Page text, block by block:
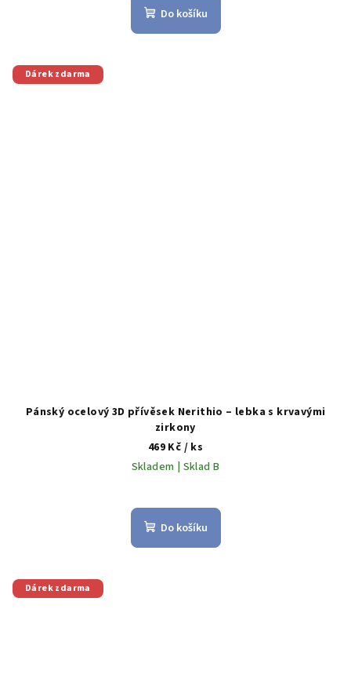
Do košíku
Dárek zdarma
Pánský ocelový 3D přívěsek Nerithio – lebka s krvavými
zirkony
469 Kč / ks
Skladem | Sklad B
Do košíku
Dárek zdarma